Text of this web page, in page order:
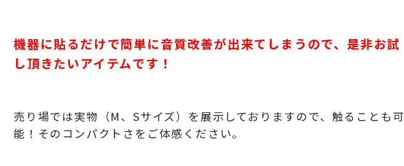
機器に貼るだけで簡単に音質改善が出来てしまうので、是非お試
し頂きたいアイテムです！
売り場では実物（M、Sサイズ）を展示しておりますので、触ることも可
能！そのコンパクトさをご体感ください。